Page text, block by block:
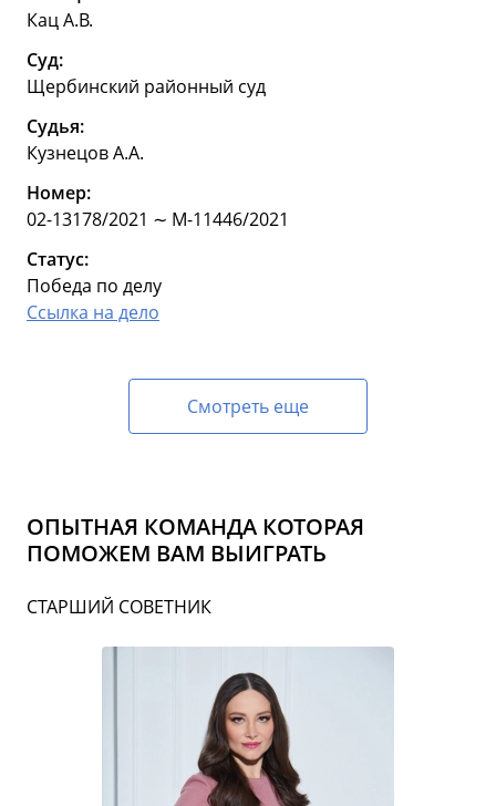
Кац А.В.
Суд:
Щербинский районный суд
Судья:
Кузнецов А.А.
Номер:
02-13178/2021 ∼ М-11446/2021
Статус:
Победа по делу
Ссылка на дело
Смотреть еще
ОПЫТНАЯ КОМАНДА КОТОРАЯ
ПОМОЖЕМ ВАМ ВЫИГРАТЬ
СТАРШИЙ СОВЕТНИК